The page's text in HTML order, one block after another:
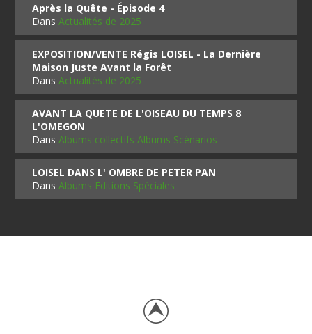
Après la Quête - Épisode 4
DansActualités de 2025
EXPOSITION/VENTE Régis LOISEL - La Dernière
Maison Juste Avant la Forêt
DansActualités de 2025
AVANT LA QUETE DE L'OISEAU DU TEMPS 8
L'OMEGON
DansAlbums collectifs Albums Scénarios
LOISEL DANS L' OMBRE DE PETER PAN
DansAlbums Editions Spéciales